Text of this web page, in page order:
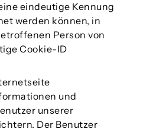
eindeutige Kennung
werden können, in
Person von
Cookie-ID
und
unserer
Der Benutzer